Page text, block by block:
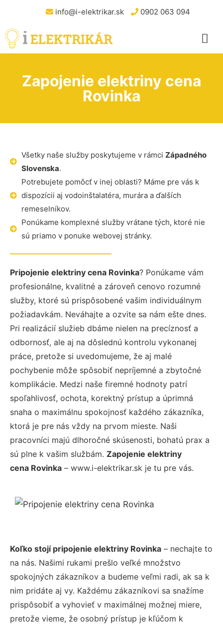
info@i-elektrikar.sk 0902 063 094
Zapojenie elektriny cena
Rovinka
Všetky naše služby poskytujeme v rámci Západného
Slovenska.
Potrebujete pomôcť v inej oblasti? Máme pre vás k
dispozícii aj vodoinštalatéra, murára a ďalších
remeselníkov.
Ponúkame komplexné služby vrátane tých, ktoré nie
sú priamo v ponuke webovej stránky.
Pripojenie elektriny cena Rovinka? Ponúkame vám
profesionálne, kvalitné a zároveň cenovo rozumné
služby, ktoré sú prispôsobené vašim individuálnym
požiadavkám. Neváhajte a ozvite sa nám ešte dnes.
Pri realizácií služieb dbáme nielen na precíznosť a
odbornosť, ale aj na dôslednú kontrolu vykonanej
práce, pretože si uvedomujeme, že aj malé
pochybenie môže spôsobiť nepríjemné a zbytočné
komplikácie. Medzi naše firemné hodnoty patrí
spoľahlivosť, ochota, korektný prístup a úprimná
snaha o maximálnu spokojnosť každého zákazníka,
ktorá je pre nás vždy na prvom mieste. Naši
pracovníci majú dlhoročné skúsenosti, bohatú prax a
sú plne k vašim službám. Zapojenie elektriny
cena Rovinka – www.i-elektrikar.sk je tu pre vás.
Koľko stojí pripojenie elektriny Rovinka – nechajte to
na nás. Našimi rukami prešlo veľké množstvo
spokojných zákazníkov a budeme veľmi radi, ak sa k
nim pridáte aj vy. Každému zákazníkovi sa snažíme
prispôsobiť a vyhovieť v maximálnej možnej miere,
pretože vieme, že osobný prístup je kľúčom k